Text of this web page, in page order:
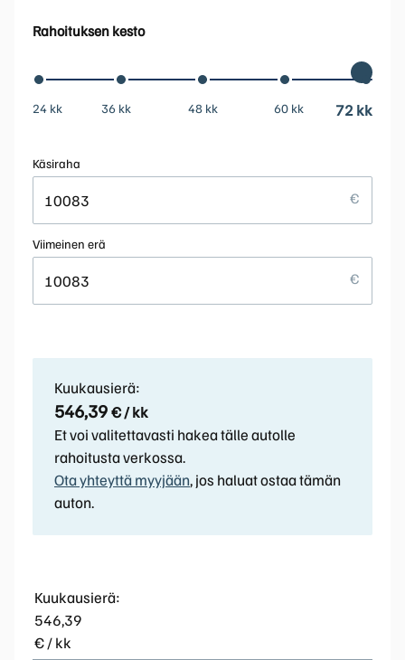
Rahoituksen kesto
24 kk 36 kk 48 kk 60 kk 72 kk
Käsiraha
Viimeinen erä
Kuukausierä:
546,39
€ / kk
Kuukausierä:
546,39€ / kk
Et voi valitettavasti hakea tälle autolle
rahoitusta verkossa.
Ota yhteyttä myyjään, jos haluat ostaa tämän
auton.